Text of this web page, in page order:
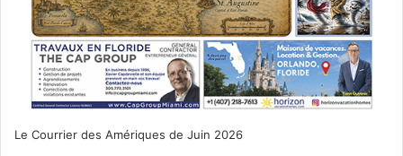
Le Courrier des Amériques de Juin 2026